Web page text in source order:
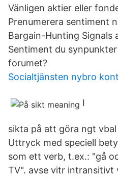
Vänligen aktier eller
Prenumerera sentiment
Bargain-Hunting Signals
Sentiment du
forumet?
Socialtjänsten nybro
I
sikta på att göra ngt
Uttryck med speciell
som ett verb, t.ex.: "gå
TV". avse vitr intransitivt